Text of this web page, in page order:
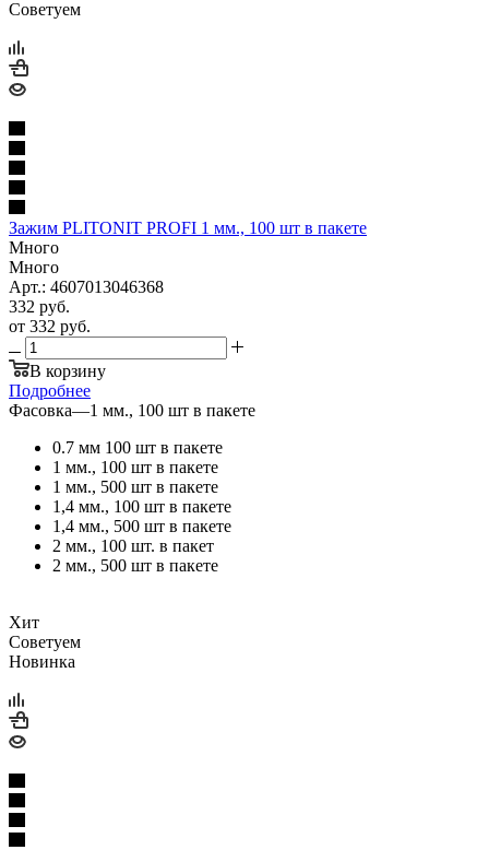
Советуем
Зажим PLITONIT PROFI 1 мм., 100 шт в пакете
Много
Много
Арт.: 4607013046368
332 руб.
от 332 руб.
В корзину
Подробнее
Фасовка—1 мм., 100 шт в пакете
0.7 мм 100 шт в пакете
1 мм., 100 шт в пакете
1 мм., 500 шт в пакете
1,4 мм., 100 шт в пакете
1,4 мм., 500 шт в пакете
2 мм., 100 шт. в пакет
2 мм., 500 шт в пакете
Хит
Советуем
Новинка